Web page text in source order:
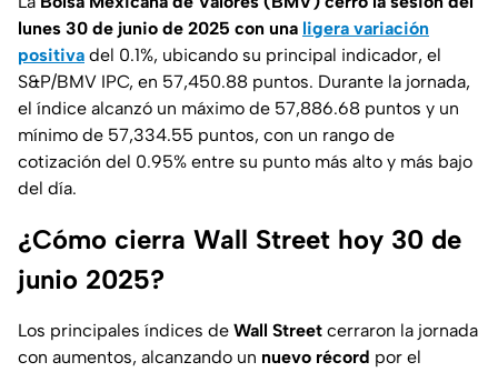
lunes 30 de junio de 2025 con una ligera variación
positiva del 0.1%, ubicando su principal indicador, el
S&P/BMV IPC, en 57,450.88 puntos. Durante la jornada,
el índice alcanzó un máximo de 57,886.68 puntos y un
mínimo de 57,334.55 puntos, con un rango de
cotización del 0.95% entre su punto más alto y más bajo
del día.
¿Cómo cierra Wall Street hoy 30 de
junio 2025?
Los principales índices de Wall Street cerraron la jornada
con aumentos, alcanzando un nuevo récord por el